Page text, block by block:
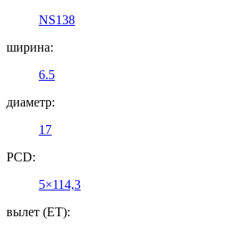
NS138
ширина:
6.5
диаметр:
17
PCD:
5×114,3
вылет (ET):